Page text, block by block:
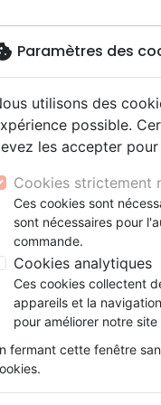
Couple
ansLatino, Folk
Soul
conférences
Noël [CD]
Noël
Référence
Description
On
On
Paramètres des
utilisons des
possible.
les accepter
Cookies strictement
Ces cookies sont
sont nécessaires pour
commande.
Cookies analytiques
Ces cookies collectent
appareils et la
pour améliorer notre site
fermant cette fenêtre